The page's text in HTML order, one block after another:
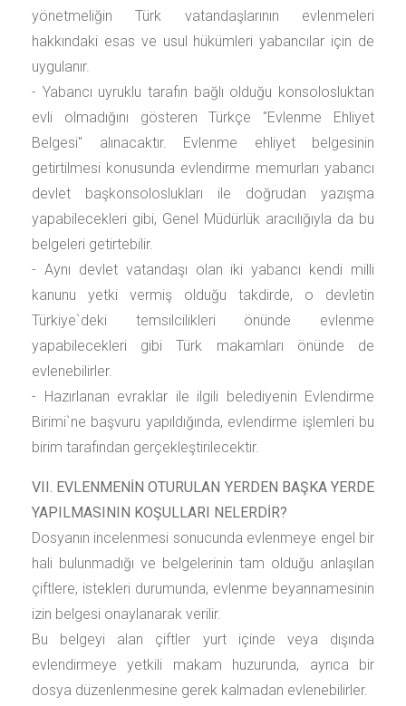
yönetmeliğin Türk vatandaşlarının evlenmeleri
hakkındaki esas ve usul hükümleri yabancılar için de
uygulanır.
- Yabancı uyruklu tarafın bağlı olduğu konsolosluktan
evli olmadığını gösteren Türkçe "Evlenme Ehliyet
Belgesi" alınacaktır. Evlenme ehliyet belgesinin
getirtilmesi konusunda evlendirme memurları yabancı
devlet başkonsoloslukları ile doğrudan yazışma
yapabilecekleri gibi, Genel Müdürlük aracılığıyla da bu
belgeleri getirtebilir.
- Aynı devlet vatandaşı olan iki yabancı kendi milli
kanunu yetki vermiş olduğu takdirde, o devletin
Türkiye`deki temsilcilikleri önünde evlenme
yapabilecekleri gibi Türk makamları önünde de
evlenebilirler.
- Hazırlanan evraklar ile ilgili belediyenin Evlendirme
Birimi`ne başvuru yapıldığında, evlendirme işlemleri bu
birim tarafından gerçekleştirilecektir.
VII. EVLENMENİN OTURULAN YERDEN BAŞKA YERDE
YAPILMASININ KOŞULLARI NELERDİR?
Dosyanın incelenmesi sonucunda evlenmeye engel bir
hali bulunmadığı ve belgelerinin tam olduğu anlaşılan
çiftlere, istekleri durumunda, evlenme beyannamesinin
izin belgesi onaylanarak verilir.
Bu belgeyi alan çiftler yurt içinde veya dışında
evlendirmeye yetkili makam huzurunda, ayrıca bir
dosya düzenlenmesine gerek kalmadan evlenebilirler.